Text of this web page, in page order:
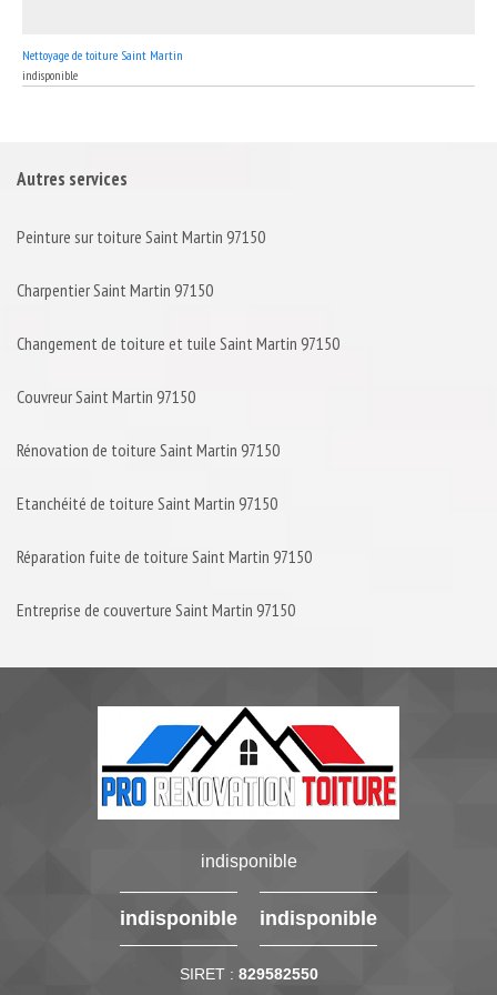
Nettoyage de toiture Saint Martin
indisponible
Autres services
Peinture sur toiture Saint Martin 97150
Charpentier Saint Martin 97150
Changement de toiture et tuile Saint Martin 97150
Couvreur Saint Martin 97150
Rénovation de toiture Saint Martin 97150
Etanchéité de toiture Saint Martin 97150
Réparation fuite de toiture Saint Martin 97150
Entreprise de couverture Saint Martin 97150
indisponible
indisponible indisponible
SIRET : 829582550